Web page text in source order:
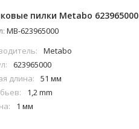
пилки Metabo 623965000
MB-623965000
Metabo
623965000
длина:
51 мм
1,2 mm
1 мм